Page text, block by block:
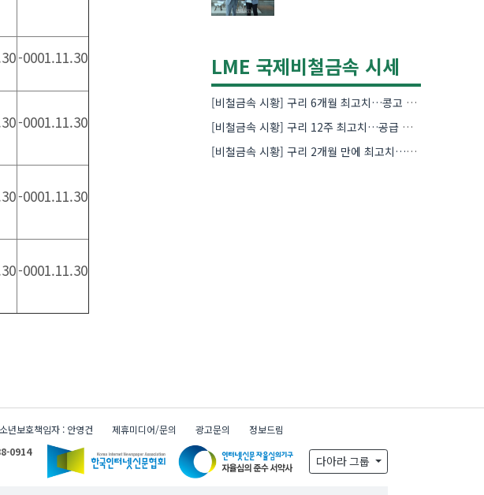
-0001.11.30
-0001.11.30
-0001.11.30
-0001.11.30
LME 국제비철금속 시세
[비철금속 시황] 구리 6개월 최고치…콩고 수출 규제에 공급 우려 확대
[비철금속 시황] 구리 12주 최고치…공급 부족 우려에 강세
[비철금속 시황] 구리 2개월 만에 최고치…재고 감소에 공급 부족 우려 확대
년보호책임자 : 안영건 제휴미디어/문의 광고문의
정보드림
0914
다아라 그룹